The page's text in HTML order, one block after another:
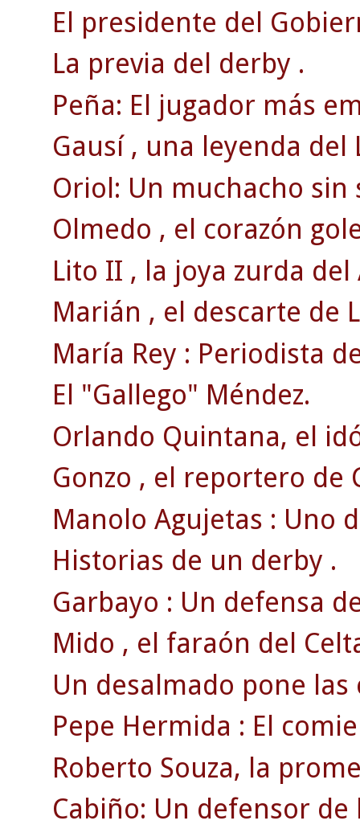
El presidente del
La previa del derby .
Peña: El jugador más
Gausí , una leyenda del
Oriol: Un muchacho sin
Olmedo , el corazón
Lito II , la joya zurda del
Marián , el descarte de
María Rey : Periodista
El "Gallego" Méndez.
Orlando Quintana, el
Gonzo , el reportero de
Manolo Agujetas : Uno
Historias de un derby .
Garbayo : Un defensa
Mido , el faraón del
Un desalmado pone las
Pepe Hermida : El
Roberto Souza, la
Cabiño: Un defensor de